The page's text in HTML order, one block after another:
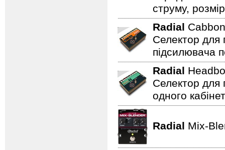
струму,
Radial
Селектор для
підсилювача
Radial
Селектор для
одного
Radial Mix-